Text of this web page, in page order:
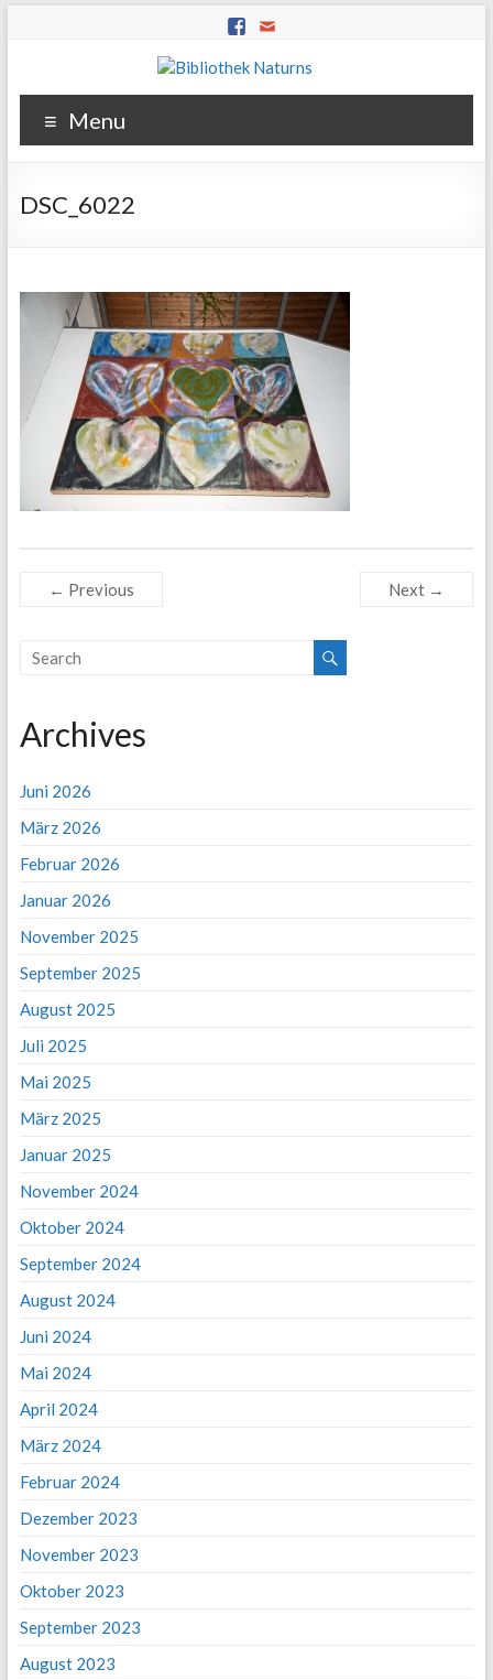
Menu
DSC_6022
← Previous Next →
Archives
Juni 2026
März 2026
Februar 2026
Januar 2026
November 2025
September 2025
August 2025
Juli 2025
Mai 2025
März 2025
Januar 2025
November 2024
Oktober 2024
September 2024
August 2024
Juni 2024
Mai 2024
April 2024
März 2024
Februar 2024
Dezember 2023
November 2023
Oktober 2023
September 2023
August 2023